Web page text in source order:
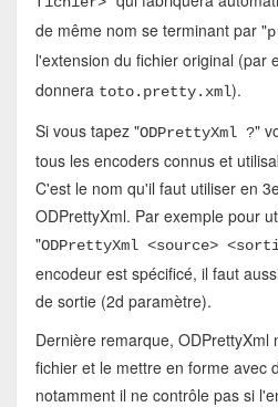
de même nom se terminant par "
l'extension du fichier original (par
donnera toto.pretty.xml).
Si vous tapez "ODPrettyXml ?"
tous les encoders connus et
C'est le nom qu'il faut utiliser en
ODPrettyXml. Par exemple pour
"ODPrettyXml <source>
encodeur est spécificé, il faut
de sortie (2d paramètre).
Dernière remarque, ODPrettyXml
fichier et le mettre en forme avec
notamment il ne contrôle pas si